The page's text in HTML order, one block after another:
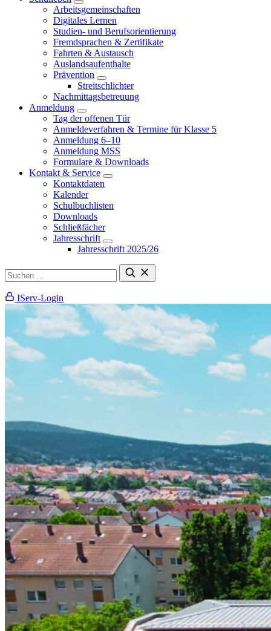
Arbeitsgemeinschaften
Digitales Lernen
Studien- und Berufsorientierung
Fremdsprachen & Zertifikate
Fahrten & Austausch
Auslandsaufenthalte
Prävention
Streitschlichter
Nachmittagsbetreuung
Anmeldung
Tag der offenen Tür
Anmeldeverfahren & Termine für Klasse 5
Anmeldung 6–10
Anmeldung MSS
Formulare & Downloads
Kontakt & Service
Kontaktdaten
Kalender
Schulbuchlisten
Downloads
Schließfächer
Jahresschrift
Jahresschrift 2025/26
IServ-Login